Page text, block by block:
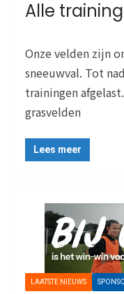
Alle
Onze velden zijn
sneeuwval. Tot
trainingen
grasvelden
Lees meer
LAATSTE NIEUWS